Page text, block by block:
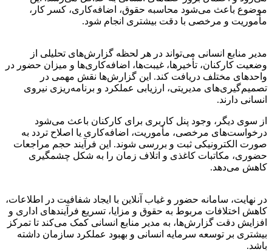
موضوع باعث می‌شود محاسبه حقوق، اضافه‌کاری، کسر کار،
مأموریت و مرخصی با دقت بیشتری انجام شود.
مدیر منابع انسانی می‌تواند در هر لحظه گزارش‌های تحلیلی از
وضعیت کارکنان، تأخیرها، غیبت‌ها، اضافه‌کاری‌ها و میزان حضور در
واحدهای مختلف دریافت کند. این گزارش‌ها نقش مهمی در
تصمیم‌گیری‌های مدیریتی، ارزیابی عملکرد و برنامه‌ریزی نیروی
انسانی دارند.
از سوی دیگر، وجود پنل کاربری برای کارکنان باعث می‌شود
درخواست‌های مرخصی، مأموریت، اضافه‌کاری یا اصلاح تردد به
صورت الکترونیکی ثبت و بررسی شوند. این فرآیند حجم مراجعات
حضوری، مکاتبات کاغذی و اتلاف زمان را به شکل چشمگیری
کاهش می‌دهد.
در نهایت، سامانه حضور و غیاب آنلاین با ایجاد شفافیت در اطلاعات،
کاهش اختلافات مربوط به حقوق و مزایا، تسریع فرآیندهای اداری و
افزایش دقت گزارش‌ها، به مدیر منابع انسانی کمک می‌کند تا تمرکز
بیشتری بر توسعه سرمایه انسانی و بهبود عملکرد سازمان داشته
باشد.